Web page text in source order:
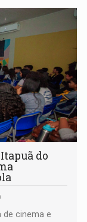
do
de cinema e